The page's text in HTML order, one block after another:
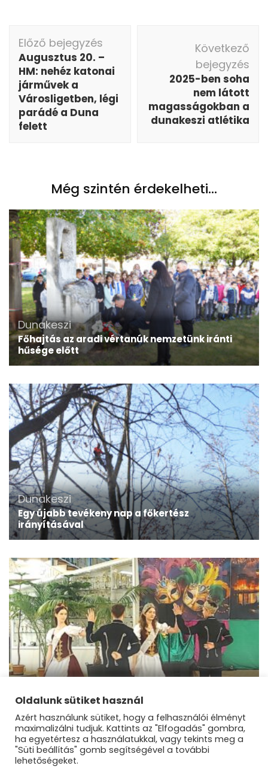
Bejegyzés
navigáció
Előző bejegyzés
Augusztus 20. –
HM: nehéz katonai
járművek a
Városligetben, légi
parádé a Duna
felett
Következő
bejegyzés
2025-ben soha
nem látott
magasságokban a
dunakeszi atlétika
Még szintén érdekelheti...
Dunakeszi
Főhajtás az aradi vértanúk nemzetünk iránti
hűsége előtt
Dunakeszi
Egy újabb tevékeny nap a főkertész
irányításával
Farsang a Kőrösiben
Oldalunk sütiket használ
Azért használunk sütiket, hogy a felhasználói élményt
maximalizálni tudjuk. Kattints az "Elfogadás" gombra,
ha egyetértesz a használatukkal, vagy tekints meg a
"Süti beállítás" gomb segítségével a további
lehetőségeket.